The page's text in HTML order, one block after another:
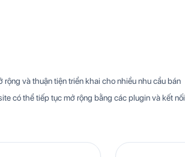
và thuận tiện triển khai cho nhiều nhu cầu bán
có thể tiếp tục mở rộng bằng các plugin và kết nối